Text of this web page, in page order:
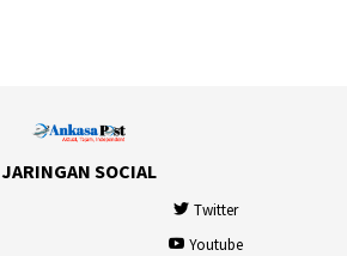
JARINGAN SOCIAL
Twitter
Youtube